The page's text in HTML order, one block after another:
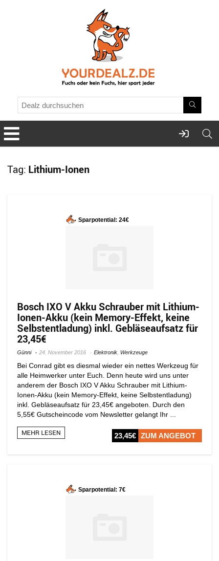
Tag: Lithium-Ionen
Sparpotential: 24€
Bosch IXO V Akku Schrauber mit Lithium-
Ionen-Akku (kein Memory-Effekt, keine
Selbstentladung) inkl. Gebläseaufsatz für
23,45€
Günni 24. November 2016 Elektronik Werkzeuge
Bei Conrad gibt es diesmal wieder ein nettes Werkzeug für
alle Heimwerker unter Euch. Denn heute wird uns unter
anderem der Bosch IXO V Akku Schrauber mit Lithium-
Ionen-Akku (kein Memory-Effekt, keine Selbstentladung)
inkl. Gebläseaufsatz für 23,45€ angeboten. Durch den
5,55€ Gutscheincode vom Newsletter gelangt Ihr ...
MEHR LESEN 23,45€ ZUM ANGEBOT
Sparpotential: 7€